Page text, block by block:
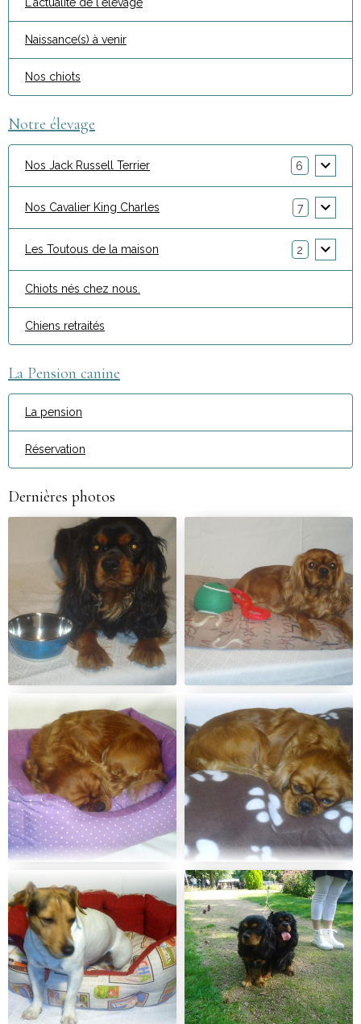
Naissance(s) à venir
Nos chiots
Notre élevage
Nos Jack Russell Terrier 6
Nos Cavalier King Charles 7
Les Toutous de la maison 2
Chiots nés chez nous.
Chiens retraités
La Pension canine
La pension
Réservation
Dernières photos